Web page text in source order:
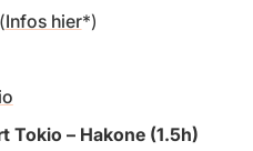
Infos hier )
Tokio – Hakone (1.5h)